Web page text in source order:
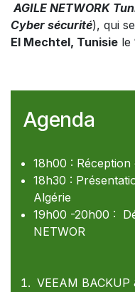
AGILE NETWORK
Cyber sécurité), qui
El Mechtel, Tunisie le
Agenda
18h00 :
18h30 :
Algérie
19h00 -20h00 :
NETWOR
VEEAM BACKUP